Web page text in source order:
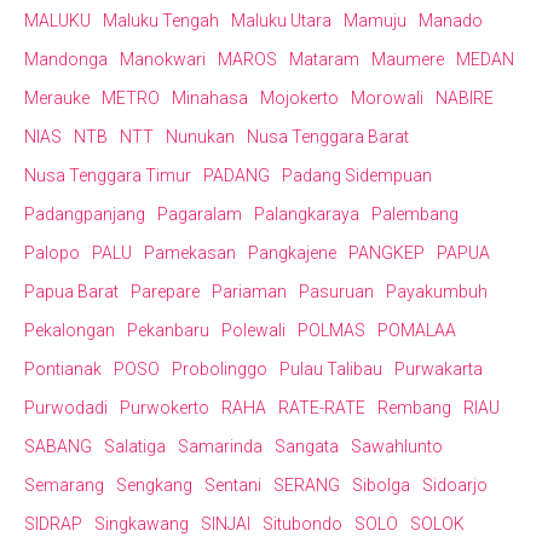
MALUKU
Maluku Tengah Maluku Utara Mamuju
Manado
Mandonga
Manokwari MAROS Mataram Maumere
MEDAN
Merauke
METRO Minahasa Mojokerto Morowali
NABIRE
NIAS
NTB NTT Nunukan
Nusa Tenggara Barat
Nusa Tenggara Timur
PADANG
Padang Sidempuan
Padangpanjang
Pagaralam Palangkaraya
Palembang
Palopo
PALU Pamekasan Pangkajene PANGKEP
PAPUA
Papua Barat
Parepare Pariaman Pasuruan
Payakumbuh
Pekalongan
Pekanbaru Polewali POLMAS
POMALAA
Pontianak
POSO Probolinggo Pulau Talibau
Purwakarta
Purwodadi
Purwokerto RAHA RATE-RATE Rembang
RIAU
SABANG
Salatiga Samarinda Sangata
Sawahlunto
Semarang
Sengkang Sentani SERANG Sibolga
Sidoarjo
SIDRAP
Singkawang SINJAI Situbondo SOLO
SOLOK